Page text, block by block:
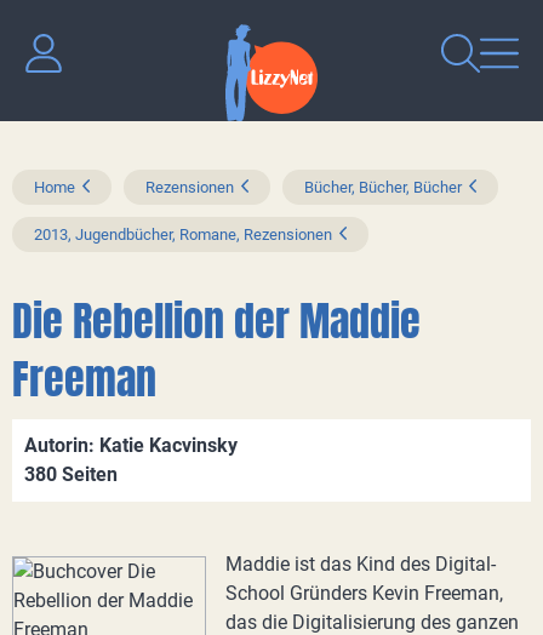
Home Rezensionen Bücher, Bücher, Bücher
2013, Jugendbücher, Romane, Rezensionen
Die Rebellion der Maddie
Freeman
Autorin: Katie Kacvinsky
380 Seiten
Maddie ist das Kind des Digital-
School Gründers Kevin Freeman,
das die Digitalisierung des ganzen